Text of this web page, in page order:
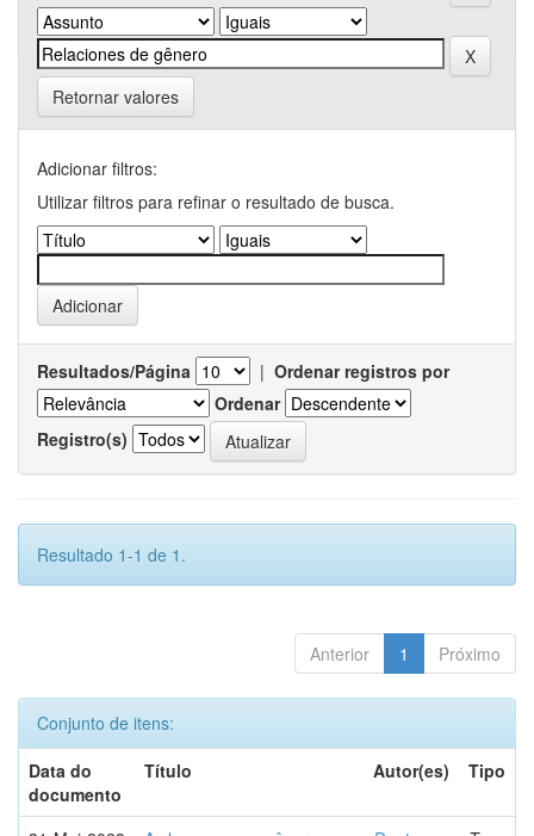
Retornar valores
Adicionar filtros:
Utilizar filtros para refinar o resultado de busca.
Resultados/Página | Ordenar registros por
Ordenar
Registro(s)
Resultado 1-1 de 1.
Anterior 1 Próximo
Conjunto de itens:
Data do
documento
Título Autor(es) Tipo